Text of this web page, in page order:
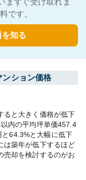
ますぐ受け取れま
です。
知る
ンション価格
ると大きく価格が低下
内の平均坪単価457.4
64.3%と大幅に低下
は築年が低下するほど
売却を検討するのがお